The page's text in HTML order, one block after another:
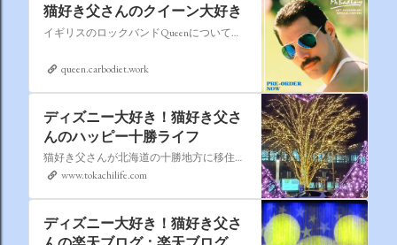
猫好き父さんのクイーン大好き
イギリスのロックバンドQueenについての情報をアップします。
queen.carbodiet.work
ディズニー大好き！猫好き父さ
んのハッピー十勝ライフ
猫好き父さんが北海道の十勝地方に移住しました。なれない北海道の暮らしについてお伝えします。
www.tokachilife.com
ディズニー大好き！猫好き父さ